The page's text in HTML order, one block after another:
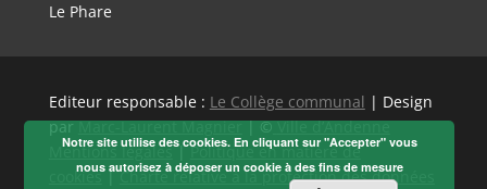
Le Phare
Editeur responsable : Le Collège communal | Design
parMarc-Laurent Magnier| © Ville d’Andenne
Mentions légales|Politique en matière de
cookies|Charte relative à la protection des données
Notre site utilise des cookies. En cliquant sur "Accepter" vous
nous autorisez à déposer un cookie à des fins de mesure